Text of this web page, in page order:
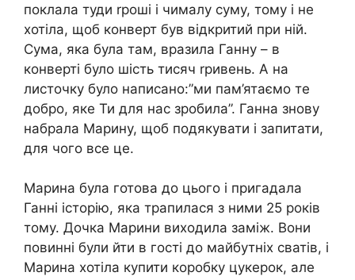
поклала туди rроші і чималу суму, тому і не
хотіла, щоб конверт був відкритий при ній.
Сума, яка була там, вразила Ганну – в
конверті було шість тисяч rривень. А на
листочку було написано:”ми пам’ятаємо те
добро, яке Ти для нас зробила”. Ганна знову
набрала Марину, щоб подякувати і запитати,
для чого все це.
Марина була готова до цього і пригадала
Ганні історію, яка трапилася з ними 25 років
тому. Дочка Марини виходила заміж. Вони
повинні були йти в гості до майбутніх сватів, і
Марина хотіла купити коробку цукерок, але